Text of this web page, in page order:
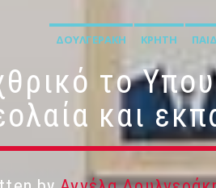
ΔΟΥΛΓΕΡΆΚΗ ΚΡΉΤΗ
το
και